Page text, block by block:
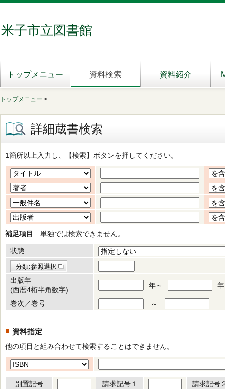
米子市立図書館
トップメニュー 資料検索 資料紹介
トップメニュー >
詳細蔵書検索
1箇所以上入力し、【検索】ボタンを押してください。
補足項目 単独では検索できません。
状態
分類:参照選択
出版年
(西暦4桁半角数字)
年～ 年
巻次／巻号 ～
資料指定
他の項目と組み合わせて検索することはできません。
別置記号 請求記号１ 請求記号